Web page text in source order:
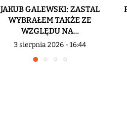
JAKUB GALEWSKI: ZASTAL
WYBRAŁEM TAKŻE ZE
WZGLĘDU NA...
3 sierpnia 2026 - 16:44